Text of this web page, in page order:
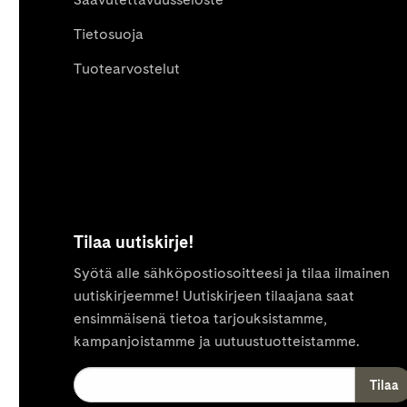
Tietosuoja
Tuotearvostelut
Tilaa uutiskirje!
Syötä alle sähköpostiosoitteesi ja tilaa ilmainen
uutiskirjeemme! Uutiskirjeen tilaajana saat
ensimmäisenä tietoa tarjouksistamme,
kampanjoistamme ja uutuustuotteistamme.